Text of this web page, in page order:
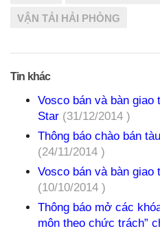
VẬN TẢI HẢI PHÒNG
Tin khác
Vosco bán và bàn giao
Star (31/12/2014 )
Thông báo chào bán
(24/11/2014 )
Vosco bán và bàn
(10/10/2014 )
Thông báo mở các
môn theo chức trách”